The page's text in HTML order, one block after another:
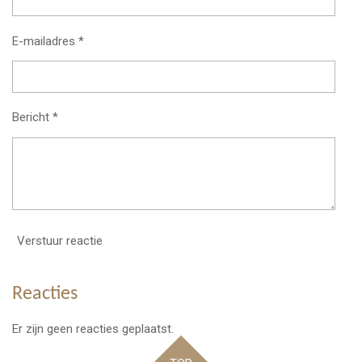
E-mailadres *
Bericht *
Verstuur reactie
Reacties
Er zijn geen reacties geplaatst.